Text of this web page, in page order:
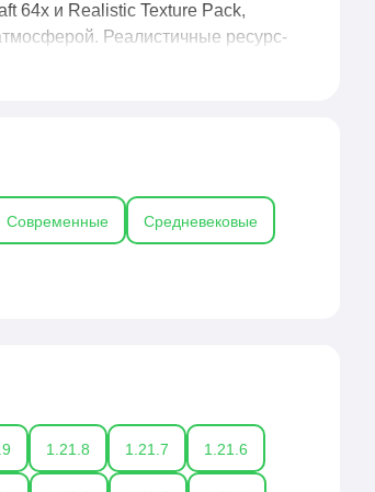
64x и Realistic Texture Pack,
Реалистичные ресурс-
Современные Средневековые
1.21.8 1.21.7 1.21.6